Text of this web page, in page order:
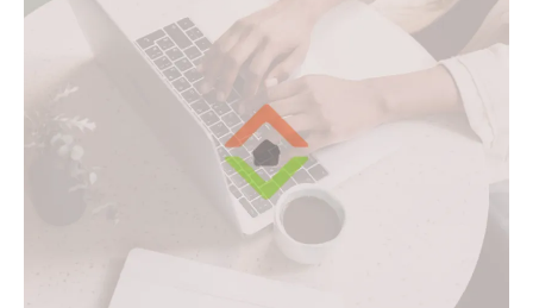
伊丹市の交通インフラが不動産市場に与え
る展望
不動産購入で失敗しないための伊丹市特有の注
意点
伊丹市で不動産購入時に注意すべき点とは
失敗しないための伊丹市の不動産市場リス
ク管理
伊丹市の不動産購入で避けるべき一般的な